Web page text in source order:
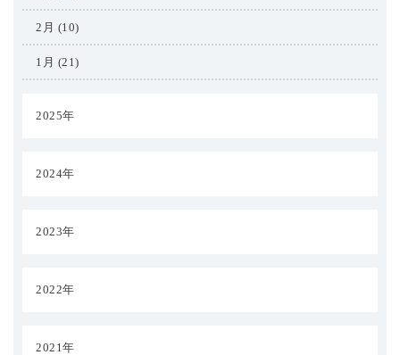
2月 (10)
1月 (21)
2025年
2024年
2023年
2022年
2021年